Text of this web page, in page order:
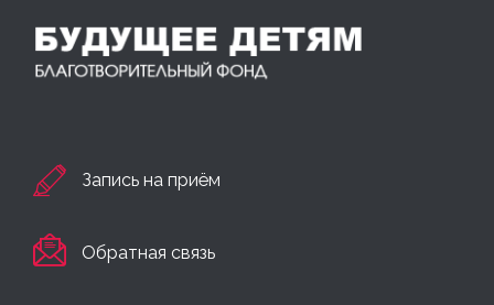
Запись на приём
Обратная связь